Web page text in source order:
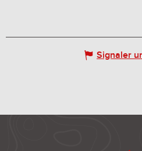
Signaler